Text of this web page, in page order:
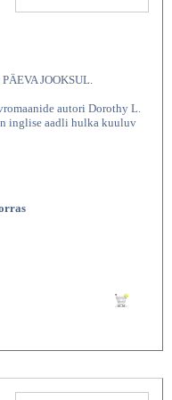
JOOKSUL.
autori Dorothy L.
inglise aadli hulka kuuluv